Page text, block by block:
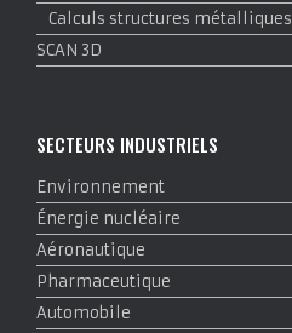
Calculs structures métalliques
SCAN 3D
SECTEURS INDUSTRIELS
Environnement
Énergie nucléaire
Aéronautique
Pharmaceutique
Automobile